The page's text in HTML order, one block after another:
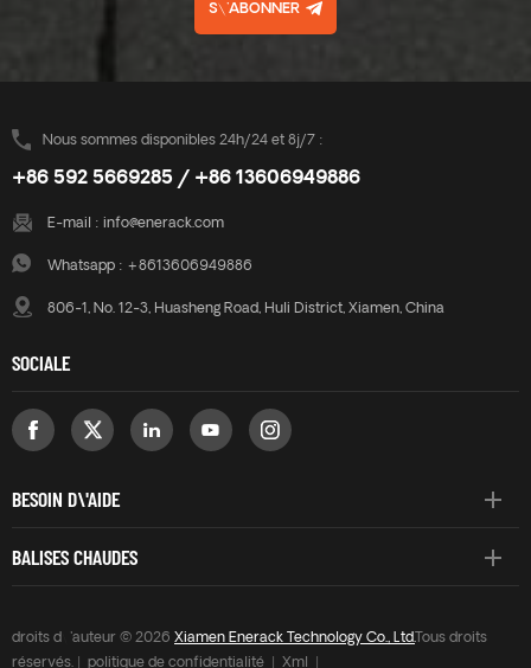
S\'ABONNER
Nous sommes disponibles 24h/24 et 8j/7 :
+86 592 5669285 / +86 13606949886
E-mail : info@enerack.com
Whatsapp : +8613606949886
806-1, No. 12-3, Huasheng Road, Huli District, Xiamen, China
SOCIALE
BESOIN D\'AIDE
BALISES CHAUDES
droits d\'auteur © 2026 Xiamen Enerack Technology Co., Ltd.Tous droits
réservés. |
politique de confidentialité Xml